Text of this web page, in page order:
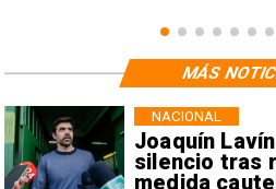
Joaquín
silencio tras
medida
NACIONAL
MÁS